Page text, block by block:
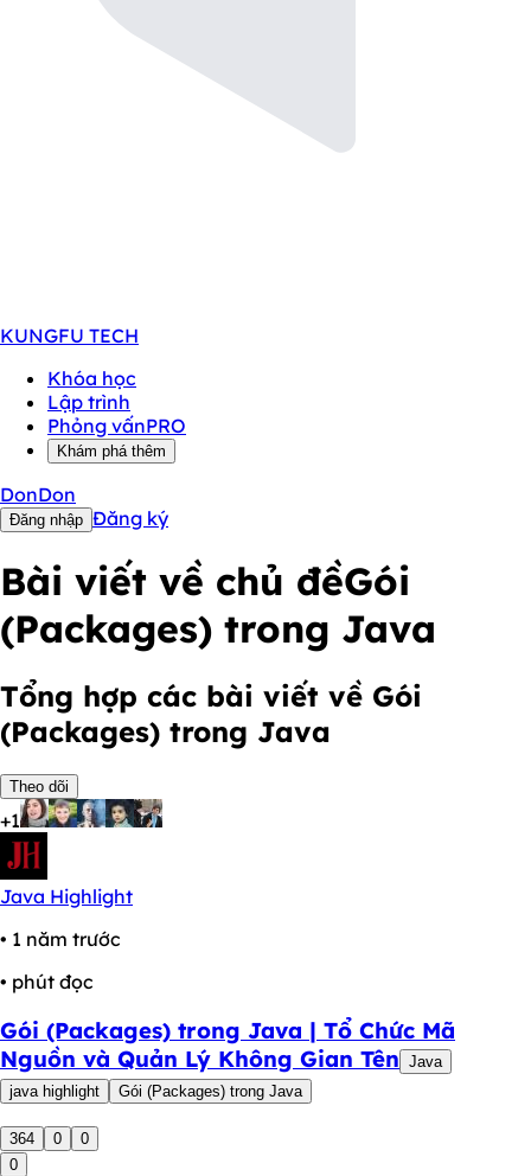
KUNGFU TECH
Khóa học
Lập trình
Phỏng vấnPRO
Khám phá thêm
DonDon
Đăng nhập Đăng ký
Bài viết về chủ đềGói
(Packages) trong Java
Tổng hợp các bài viết về Gói
(Packages) trong Java
Theo dõi
+1
Java Highlight
• 1 năm trước
• phút đọc
Gói (Packages) trong Java | Tổ Chức Mã
Nguồn và Quản Lý Không Gian Tên Java
java highlight
Gói (Packages) trong Java
364 0
0
0